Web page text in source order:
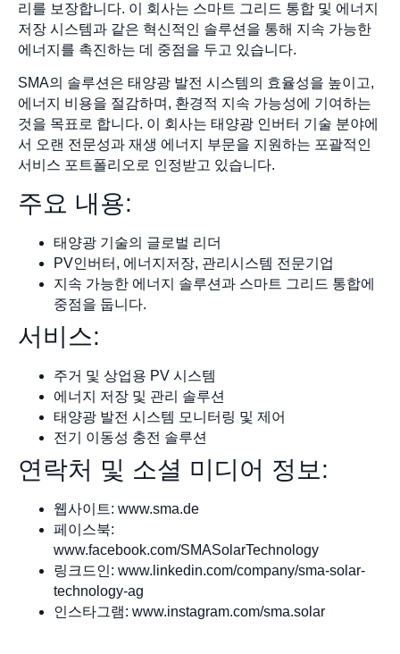
리를 보장합니다. 이 회사는 스마트 그리드 통합 및 에너지
저장 시스템과 같은 혁신적인 솔루션을 통해 지속 가능한
에너지를 촉진하는 데 중점을 두고 있습니다.
SMA의 솔루션은 태양광 발전 시스템의 효율성을 높이고,
에너지 비용을 절감하며, 환경적 지속 가능성에 기여하는
것을 목표로 합니다. 이 회사는 태양광 인버터 기술 분야에
서 오랜 전문성과 재생 에너지 부문을 지원하는 포괄적인
서비스 포트폴리오로 인정받고 있습니다.
주요 내용:
태양광 기술의 글로벌 리더
PV인버터, 에너지저장, 관리시스템 전문기업
지속 가능한 에너지 솔루션과 스마트 그리드 통합에
중점을 둡니다.
서비스:
주거 및 상업용 PV 시스템
에너지 저장 및 관리 솔루션
태양광 발전 시스템 모니터링 및 제어
전기 이동성 충전 솔루션
연락처 및 소셜 미디어 정보:
웹사이트: www.sma.de
페이스북:
www.facebook.com/SMASolarTechnology
링크드인: www.linkedin.com/company/sma-solar-
technology-ag
인스타그램: www.instagram.com/sma.solar